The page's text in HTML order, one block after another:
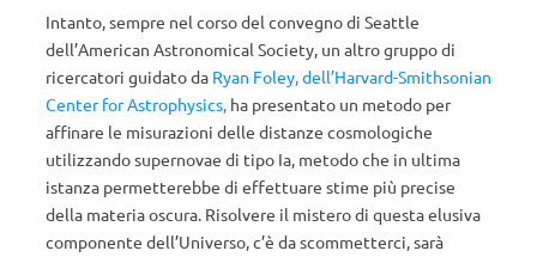
Intanto, sempre nel corso del convegno di Seattle
dell’American Astronomical Society, un altro gruppo di
ricercatori guidato da Ryan Foley, dell’Harvard-Smithsonian
Center for Astrophysics, ha presentato un metodo per
affinare le misurazioni delle distanze cosmologiche
utilizzando supernovae di tipo Ia, metodo che in ultima
istanza permetterebbe di effettuare stime più precise
della materia oscura. Risolvere il mistero di questa elusiva
componente dell’Universo, c’è da scommetterci, sarà